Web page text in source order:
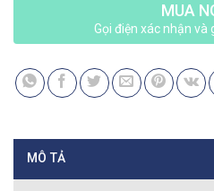
MUA
Gọi điện xác nhận và
MÔ TẢ